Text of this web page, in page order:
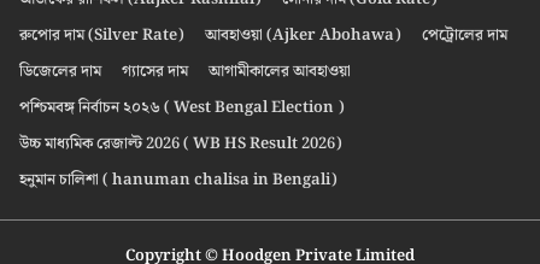
রুপোর দাম (Silver Rate)
আবহাওয়া (Ajker Abohawa)
পেট্রোলের দাম
ডিজেলের দাম
গ্যাসের দাম
আগামীকালের আবহাওয়া
পশ্চিমবঙ্গ নির্বাচন ২০২৬ ( West Bengal Election )
উচ্চ মাধ্যমিক রেজাল্ট 2026 ( WB HS Result 2026)
হনুমান চালিশা ( hanuman chalisa in Bengali)
Copyright © Hoodgen Private Limited